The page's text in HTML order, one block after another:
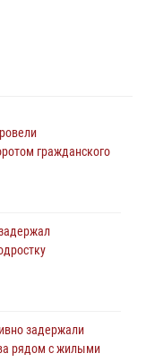
гражданского
задержали
рядом с жилыми